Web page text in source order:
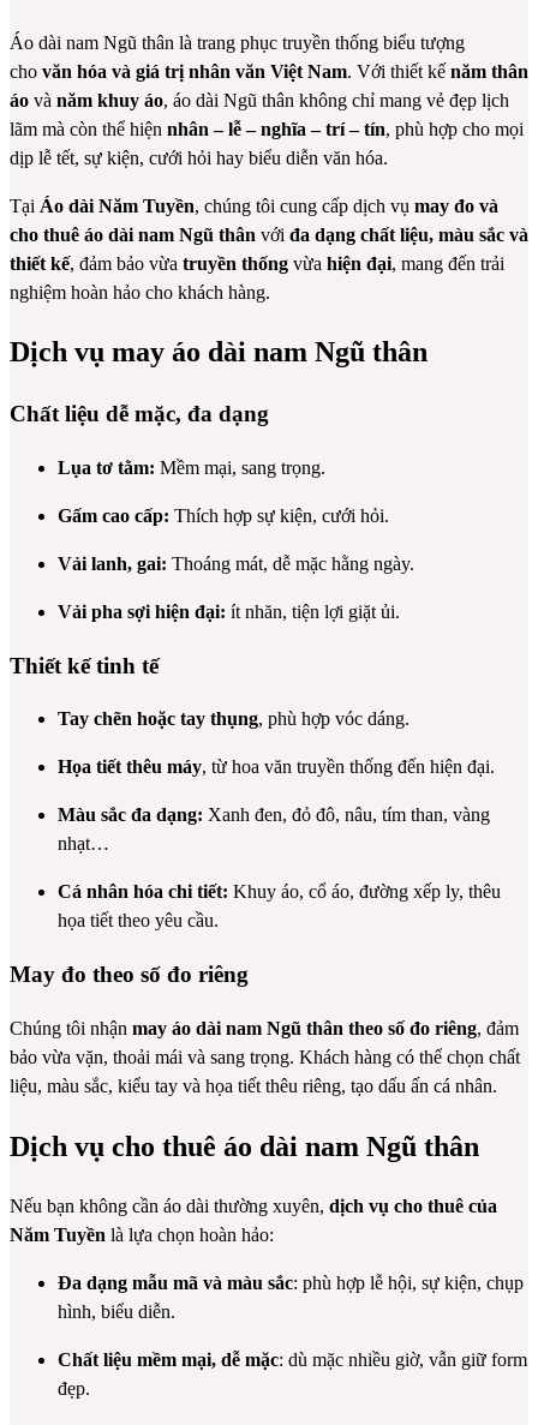
Áo dài nam Ngũ thân là trang phục truyền thống biểu tượng
cho văn hóa và giá trị nhân văn Việt Nam. Với thiết kế năm thân
áo và năm khuy áo, áo dài Ngũ thân không chỉ mang vẻ đẹp lịch
lãm mà còn thể hiện nhân – lễ – nghĩa – trí – tín, phù hợp cho mọi
dịp lễ tết, sự kiện, cưới hỏi hay biểu diễn văn hóa.
Tại Áo dài Năm Tuyền, chúng tôi cung cấp dịch vụ may đo và
cho thuê áo dài nam Ngũ thân với đa dạng chất liệu, màu sắc và
thiết kế, đảm bảo vừa truyền thống vừa hiện đại, mang đến trải
nghiệm hoàn hảo cho khách hàng.
Dịch vụ may áo dài nam Ngũ thân
Chất liệu dễ mặc, đa dạng
Lụa tơ tằm: Mềm mại, sang trọng.
Gấm cao cấp: Thích hợp sự kiện, cưới hỏi.
Vải lanh, gai: Thoáng mát, dễ mặc hằng ngày.
Vải pha sợi hiện đại: ít nhăn, tiện lợi giặt ủi.
Thiết kế tinh tế
Tay chẽn hoặc tay thụng, phù hợp vóc dáng.
Họa tiết thêu máy, từ hoa văn truyền thống đến hiện đại.
Màu sắc đa dạng: Xanh đen, đỏ đô, nâu, tím than, vàng
nhạt…
Cá nhân hóa chi tiết: Khuy áo, cổ áo, đường xếp ly, thêu
họa tiết theo yêu cầu.
May đo theo số đo riêng
Chúng tôi nhận may áo dài nam Ngũ thân theo số đo riêng, đảm
bảo vừa vặn, thoải mái và sang trọng. Khách hàng có thể chọn chất
liệu, màu sắc, kiểu tay và họa tiết thêu riêng, tạo dấu ấn cá nhân.
Dịch vụ cho thuê áo dài nam Ngũ thân
Nếu bạn không cần áo dài thường xuyên, dịch vụ cho thuê của
Năm Tuyền là lựa chọn hoàn hảo:
Đa dạng mẫu mã và màu sắc: phù hợp lễ hội, sự kiện, chụp
hình, biểu diễn.
Chất liệu mềm mại, dễ mặc: dù mặc nhiều giờ, vẫn giữ form
đẹp.